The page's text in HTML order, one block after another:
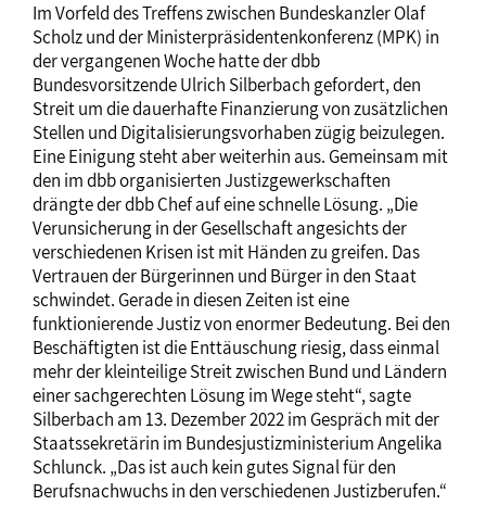
Im Vorfeld des Treffens zwischen Bundeskanzler Olaf
Scholz und der Ministerpräsidentenkonferenz (MPK) in
der vergangenen Woche hatte der dbb
Bundesvorsitzende Ulrich Silberbach gefordert, den
Streit um die dauerhafte Finanzierung von zusätzlichen
Stellen und Digitalisierungsvorhaben zügig beizulegen.
Eine Einigung steht aber weiterhin aus. Gemeinsam mit
den im dbb organisierten Justizgewerkschaften
drängte der dbb Chef auf eine schnelle Lösung. „Die
Verunsicherung in der Gesellschaft angesichts der
verschiedenen Krisen ist mit Händen zu greifen. Das
Vertrauen der Bürgerinnen und Bürger in den Staat
schwindet. Gerade in diesen Zeiten ist eine
funktionierende Justiz von enormer Bedeutung. Bei den
Beschäftigten ist die Enttäuschung riesig, dass einmal
mehr der kleinteilige Streit zwischen Bund und Ländern
einer sachgerechten Lösung im Wege steht“, sagte
Silberbach am 13. Dezember 2022 im Gespräch mit der
Staatssekretärin im Bundesjustizministerium Angelika
Schlunck. „Das ist auch kein gutes Signal für den
Berufsnachwuchs in den verschiedenen Justizberufen.“